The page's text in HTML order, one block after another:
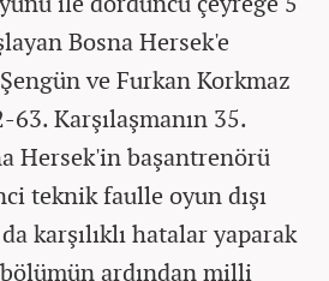
Bosna Hersek'e
ve Furkan Korkmaz
Karşılaşmanın 35.
Hersek'in başantrenörü
teknik faulle oyun dışı
karşılıklı hatalar yaparak
ardından milli